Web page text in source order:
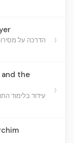
הדרכה על
›
and the
עידוד בלימוד
›